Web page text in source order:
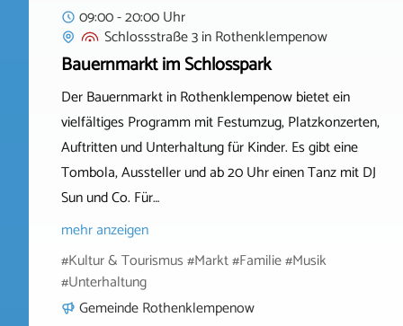
09:00 - 20:00 Uhr
Schlossstraße 3inRothenklempenow
Bauernmarkt im Schlosspark
Der Bauernmarkt in Rothenklempenow bietet ein
vielfältiges Programm mit Festumzug, Platzkonzerten,
Auftritten und Unterhaltung für Kinder. Es gibt eine
Tombola, Aussteller und ab 20 Uhr einen Tanz mit DJ
Sun und Co. Für…
mehr anzeigen
#Kultur & Tourismus #Markt #Familie #Musik
#Unterhaltung
Gemeinde Rothenklempenow